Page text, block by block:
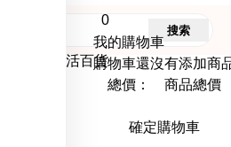
0
我的購物車
購物車還沒有添加商
總價： 商品總價
確定購物車
搜索